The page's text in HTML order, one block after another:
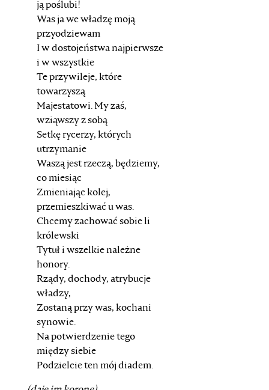
ją poślubi!
Was ja we władzę moją
przyodziewam
I w dostojeństwa najpierwsze
i w wszystkie
Te przywileje, które
towarzyszą
Majestatowi. My zaś,
wziąwszy z sobą
Setkę rycerzy, których
utrzymanie
Waszą jest rzeczą, będziemy,
co miesiąc
Zmieniając kolej,
przemieszkiwać u was.
Chcemy zachować sobie li
królewski
Tytuł i wszelkie należne
honory.
Rządy, dochody, atrybucje
władzy,
Zostaną przy was, kochani
synowie.
Na potwierdzenie tego
między siebie
Podzielcie ten mój diadem.